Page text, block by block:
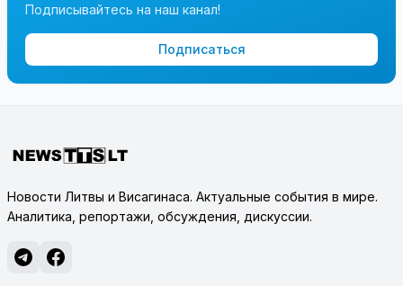
Подписывайтесь на наш канал!
Подписаться
Новости Литвы и Висагинаса. Актуальные события в мире.
Аналитика, репортажи, обсуждения, дискуссии.